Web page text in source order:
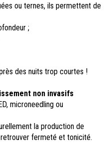
ou ternes, ils permettent de
;
des nuits trop courtes !
non invasifs
microneedling ou
la production de
fermeté et tonicité.